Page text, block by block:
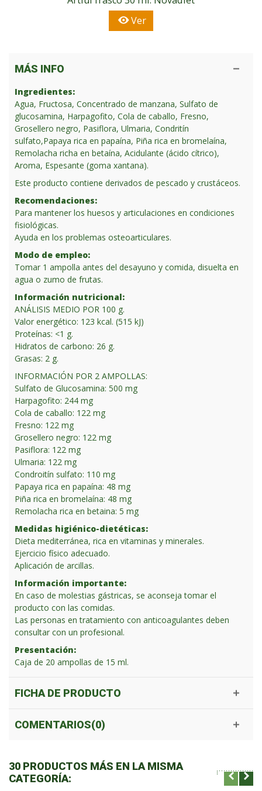
Ver
MÁS INFO
Ingredientes:
Agua, Fructosa, Concentrado de manzana, Sulfato de
glucosamina, Harpagofito, Cola de caballo, Fresno,
Grosellero negro, Pasiflora, Ulmaria, Condritín
sulfato,Papaya rica en papaína, Piña rica en bromelaína,
Remolacha richa en betaína, Acidulante (ácido cítrico),
Aroma, Espesante (goma xantana).
Este producto contiene derivados de pescado y crustáceos.
Recomendaciones:
Para mantener los huesos y articulaciones en condiciones
fisiológicas.
Ayuda en los problemas osteoarticulares.
Modo de empleo:
Tomar 1 ampolla antes del desayuno y comida, disuelta en
agua o zumo de frutas.
Información nutricional:
ANÁLISIS MEDIO POR 100 g.
Valor energético: 123 kcal. (515 kJ)
Proteínas: <1 g.
Hidratos de carbono: 26 g.
Grasas: 2 g.
INFORMACIÓN POR 2 AMPOLLAS:
Sulfato de Glucosamina: 500 mg
Harpagofito: 244 mg
Cola de caballo: 122 mg
Fresno: 122 mg
Grosellero negro: 122 mg
Pasiflora: 122 mg
Ulmaria: 122 mg
Condroitín sulfato: 110 mg
Papaya rica en papaína: 48 mg
Piña rica en bromelaína: 48 mg
Remolacha rica en betaina: 5 mg
Medidas higiénico-dietéticas:
Dieta mediterránea, rica en vitaminas y minerales.
Ejercicio físico adecuado.
Aplicación de arcillas.
Información importante:
En caso de molestias gástricas, se aconseja tomar el
producto con las comidas.
Las personas en tratamiento con anticoagulantes deben
consultar con un profesional.
Presentación:
Caja de 20 ampollas de 15 ml.
FICHA DE PRODUCTO
COMENTARIOS(0)
30 PRODUCTOS MÁS EN LA MISMA
CATEGORÍA: